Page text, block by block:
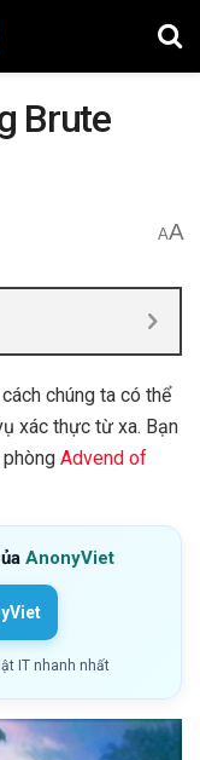
Brute
AA
chúng ta có thể
xác thực từ xa. Bạn
Advend of
AnonyViet
IT nhanh nhất